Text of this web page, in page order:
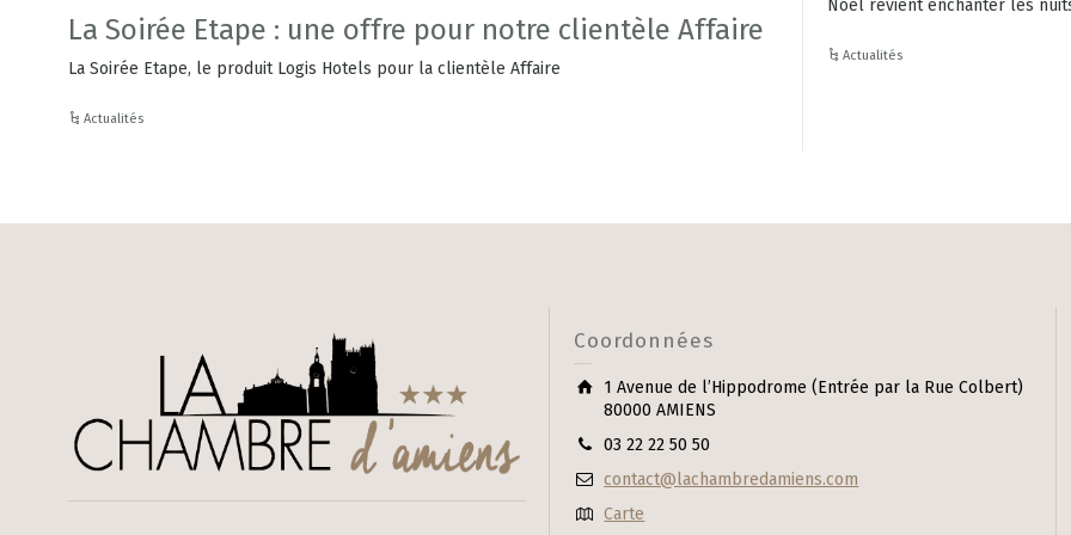
La Soirée Etape : une offre pour notre clientèle Affaire
La Soirée Etape, le produit Logis Hotels pour la clientèle Affaire
Actualités
Noël revient enchanter les
Actualités
Coordonnées
1 Avenue de l’Hippodrome (Entrée par la Rue Colbert)
80000 AMIENS
03 22 22 50 50
contact@lachambredamiens.com
Carte